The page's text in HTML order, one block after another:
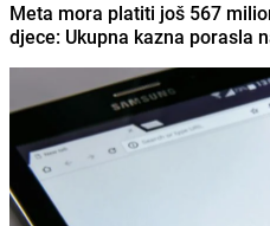
Meta mora platiti još 567
djece: Ukupna kazna porasla